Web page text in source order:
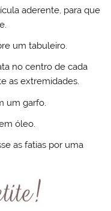
aderente, para que
um tabuleiro.
no centro de cada
as extremidades.
um garfo.
óleo.
as fatias por uma